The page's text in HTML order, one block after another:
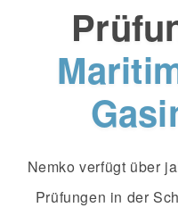
Nemko verfügt über
Prüfungen in der